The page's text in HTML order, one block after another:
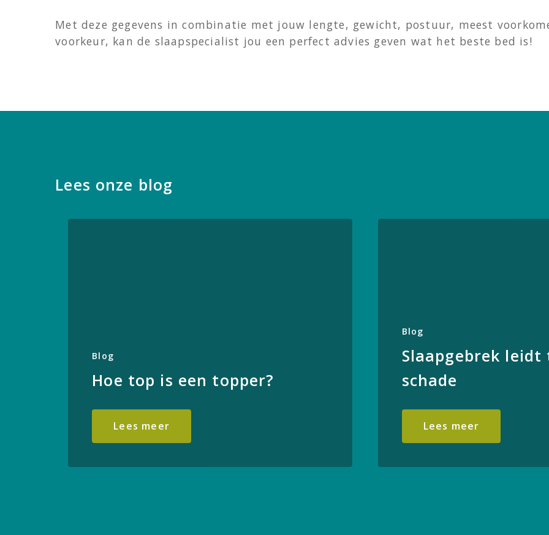
Met deze gegevens in combinatie met jouw lengte, gewicht, postuur, meest
voorkeur, kan de slaapspecialist jou een perfect advies geven wat het beste bed is!
Lees onze blog
Blog
Hoe top is een topper?
Lees meer
Blog
Slaapgebrek
schade
Lees meer